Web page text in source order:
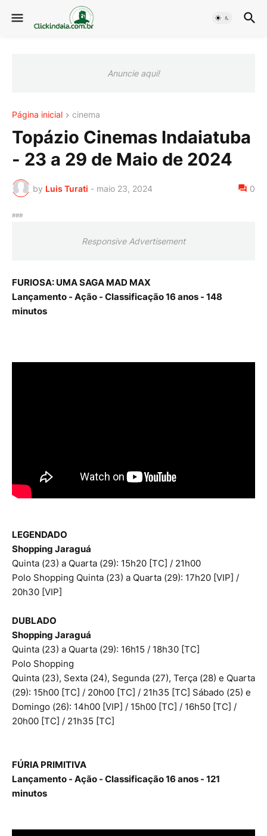
Anuncie aqui!
Página inicial cinema
Topázio Cinemas Indaiatuba
- 23 a 29 de Maio de 2024
by Luis Turati - maio 23, 2024 0
###
Responsive Advertisement
FURIOSA: UMA SAGA MAD MAX
Lançamento - Ação - Classificação 16 anos - 148
minutos
LEGENDADO
Shopping Jaraguá
Quinta (23) a Quarta (29): 15h20 [TC] / 21h00
Polo Shopping Quinta (23) a Quarta (29): 17h20 [VIP] /
20h30 [VIP]
DUBLADO
Shopping Jaraguá
Quinta (23) a Quarta (29): 16h15 / 18h30 [TC]
Polo Shopping
Quinta (23), Sexta (24), Segunda (27), Terça (28) e Quarta
(29): 15h00 [TC] / 20h00 [TC] / 21h35 [TC] Sábado (25) e
Domingo (26): 14h00 [VIP] / 15h00 [TC] / 16h50 [TC] /
20h00 [TC] / 21h35 [TC]
FÚRIA PRIMITIVA
Lançamento - Ação - Classificação 16 anos - 121
minutos